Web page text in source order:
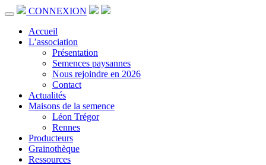
CONNEXION
Accueil
L’association
Présentation
Semences paysannes
Nous rejoindre en 2026
Contact
Actualités
Maisons de la semence
Léon Trégor
Rennes
Producteurs
Grainothèque
Ressources